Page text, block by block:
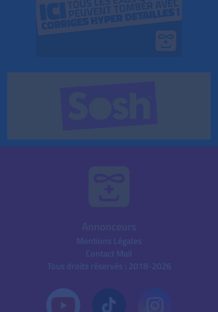
Mentions Légales
Contact Mail
Tous droits réservés : 2018-2026